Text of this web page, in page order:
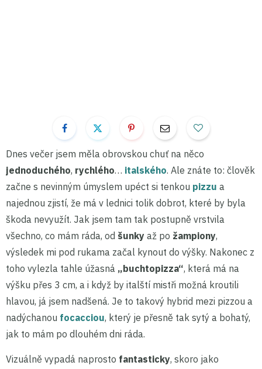
Dnes večer jsem měla obrovskou chuť na něco
jednoduchého, rychlého… italského. Ale znáte to: člověk
začne s nevinným úmyslem upéct si tenkou pizzu a
najednou zjistí, že má v lednici tolik dobrot, které by byla
škoda nevyužít. Jak jsem tam tak postupně vrstvila
všechno, co mám ráda, od šunky až po žampiony,
výsledek mi pod rukama začal kynout do výšky. Nakonec z
toho vylezla tahle úžasná „buchtopizza“, která má na
výšku přes 3 cm, a i když by italští mistři možná kroutili
hlavou, já jsem nadšená. Je to takový hybrid mezi pizzou a
nadýchanou focacciou, který je přesně tak sytý a bohatý,
jak to mám po dlouhém dni ráda.
Vizuálně vypadá naprosto fantasticky, skoro jako